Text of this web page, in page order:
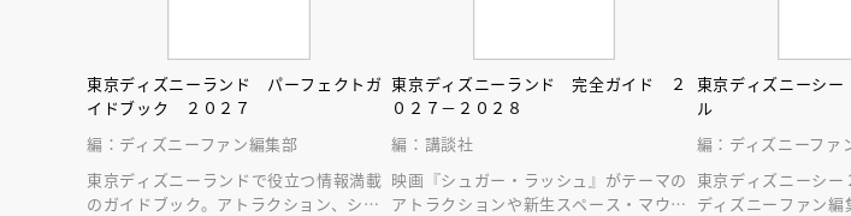
東京ディズニーランド パーフェクトガ
イドブック ２０２７
編：ディズニーファン編集部
東京ディズニーランドで役立つ情報満載
のガイドブック。アトラクション、ショ
東京ディズニーランド 完全ガイド ２
０２７－２０２８
編：講談社
映画『シュガー・ラッシュ』がテーマの
アトラクションや新生スペース・マウン
東京ディズニーシ
ル
編：ディズニーファ
東京ディズニーシー
ディズニーファン
【アーカイブ配信中】講談社絵本新
人賞オンラインセミナー 受賞作家
と担当編集者が語る「絵本創作実践
講座」
アー
員に